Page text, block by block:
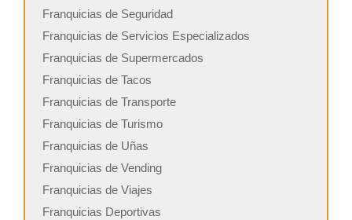
Franquicias de Seguridad
Franquicias de Servicios Especializados
Franquicias de Supermercados
Franquicias de Tacos
Franquicias de Transporte
Franquicias de Turismo
Franquicias de Uñas
Franquicias de Vending
Franquicias de Viajes
Franquicias Deportivas